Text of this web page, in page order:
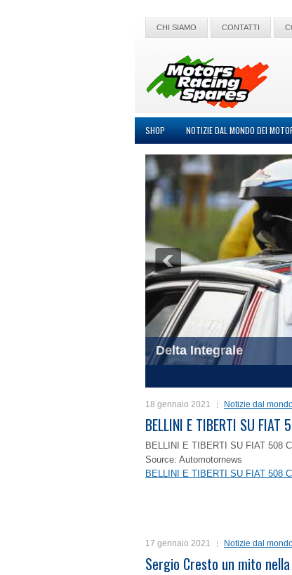
CHI SIAMO CONTATTI
SHOP NOTIZIE DAL MONDO DEI
Delta Integrale
18 gennaio 2021 Notizie dal
BELLINI E TIBERTI SU FIAT
BELLINI E TIBERTI SU FIAT 508
Source: Automotornews
BELLINI E TIBERTI SU FIAT 508
17 gennaio 2021 Notizie dal
Sergio Cresto un mito